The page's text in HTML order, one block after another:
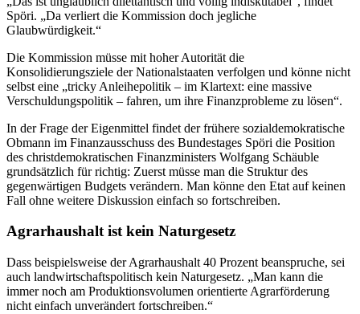
Spöri. „Da verliert die Kommission doch jegliche
Glaubwürdigkeit.“
Die Kommission müsse mit hoher Autorität die
Konsolidierungsziele der Nationalstaaten verfolgen und könne nicht
selbst eine „tricky Anleihepolitik – im Klartext: eine massive
Verschuldungspolitik – fahren, um ihre Finanzprobleme zu lösen“.
In der Frage der Eigenmittel findet der frühere sozialdemokratische
Obmann im Finanzausschuss des Bundestages Spöri die Position
des christdemokratischen Finanzministers Wolfgang Schäuble
grundsätzlich für richtig: Zuerst müsse man die Struktur des
gegenwärtigen Budgets verändern. Man könne den Etat auf keinen
Fall ohne weitere Diskussion einfach so fortschreiben.
Agrarhaushalt ist kein Naturgesetz
Dass beispielsweise der Agrarhaushalt 40 Prozent beanspruche, sei
auch landwirtschaftspolitisch kein Naturgesetz. „Man kann die
immer noch am Produktionsvolumen orientierte Agrarförderung
nicht einfach unverändert fortschreiben.“